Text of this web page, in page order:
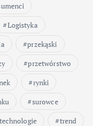
Logistyka
przekąski
przetwórstwo
rynki
surowce
technologie
trend